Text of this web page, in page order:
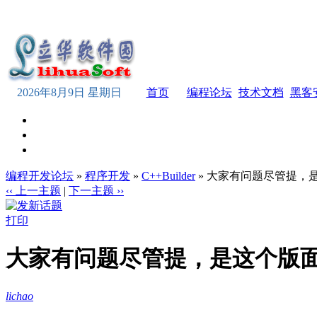
2026年8月9日 星期日 首页 编程论坛 技术文档 黑客
编程开发论坛 » 程序开发 » C++Builder» 大家有问题尽管提，
‹‹ 上一主题 | 下一主题 ››
打印
大家有问题尽管提，是这个版
lichao